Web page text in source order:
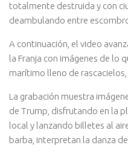
totalmente destruida y con
deambulando entre
A continuación, el video
la Franja con imágenes de lo
marítimo lleno de
La grabación muestra
de Trump, disfrutando en la
local y lanzando billetes al
barba, interpretan la danza